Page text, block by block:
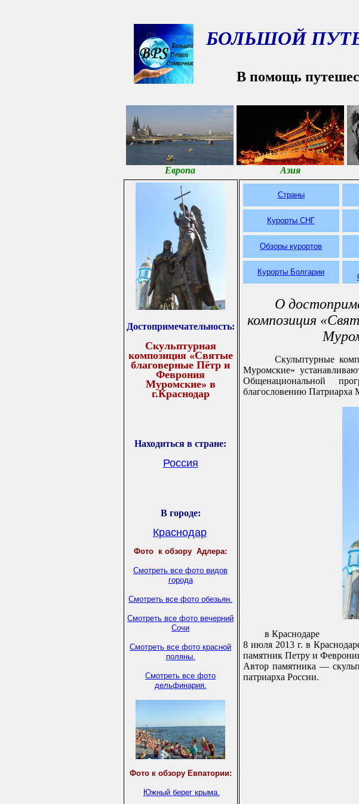
БОЛЬШОЙ
В помощь
Европа Азия
Достопримечательность:
Скульптурная
композиция «Святые
благоверные Пётр и
Феврония
Муромские» в
г.Краснодар
Находиться в стране:
Россия
В городе:
Краснодар
Фото к обзору Адлера:
Смотреть все фото видов
города
Смотреть все фото обезьян.
Смотреть все фото вечерний
Сочи
Смотреть все фото красной
поляны.
Смотреть все фото
дельфинария.
Фото к обзору Евпатории:
Южный берег крыма.
Страны
Курорты СНГ
Обзоры курортов
Курорты Болгарии
О
композиция
Скульптурные
Муромские»
Общенациональной
благословению Патриарха
в Краснодаре
8 июля 2013 г. в
памятник Петру и
Автор памятника —
патриарха России.